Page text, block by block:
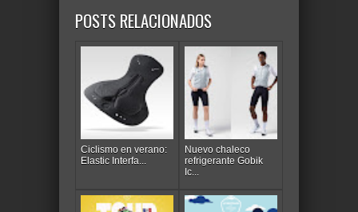
POSTS RELACIONADOS
Ciclismo en verano:
Elastic Interfa...
Nuevo chaleco
refrigerante Gobik
Ic...